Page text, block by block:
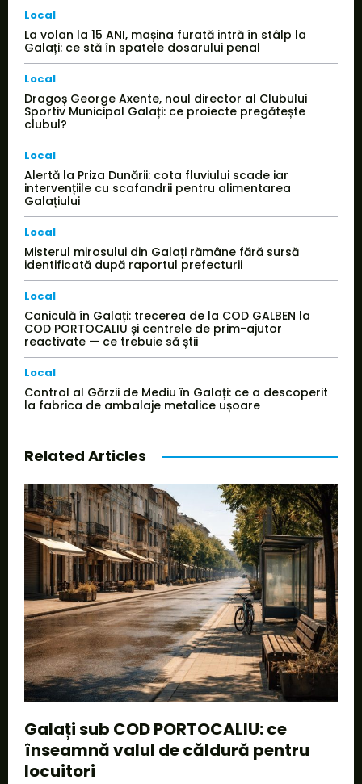
Local
La volan la 15 ANI, mașina furată intră în stâlp la
Galați: ce stă în spatele dosarului penal
Local
Dragoș George Axente, noul director al Clubului
Sportiv Municipal Galați: ce proiecte pregătește
clubul?
Local
Alertă la Priza Dunării: cota fluviului scade iar
intervențiile cu scafandrii pentru alimentarea
Galațiului
Local
Misterul mirosului din Galați rămâne fără sursă
identificată după raportul prefecturii
Local
Caniculă în Galați: trecerea de la COD GALBEN la
COD PORTOCALIU și centrele de prim-ajutor
reactivate — ce trebuie să știi
Local
Control al Gărzii de Mediu în Galați: ce a descoperit
la fabrica de ambalaje metalice ușoare
Related Articles
Galați sub COD PORTOCALIU: ce
înseamnă valul de căldură pentru
locuitori